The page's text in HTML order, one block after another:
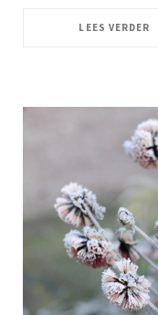
LEES VERDER